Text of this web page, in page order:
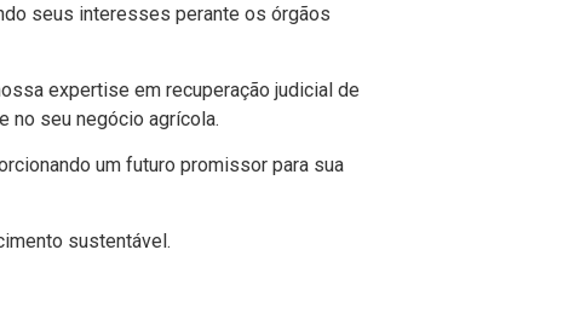
seus interesses perante os órgãos
expertise em recuperação judicial de
no seu negócio agrícola.
um futuro promissor para sua
sustentável.